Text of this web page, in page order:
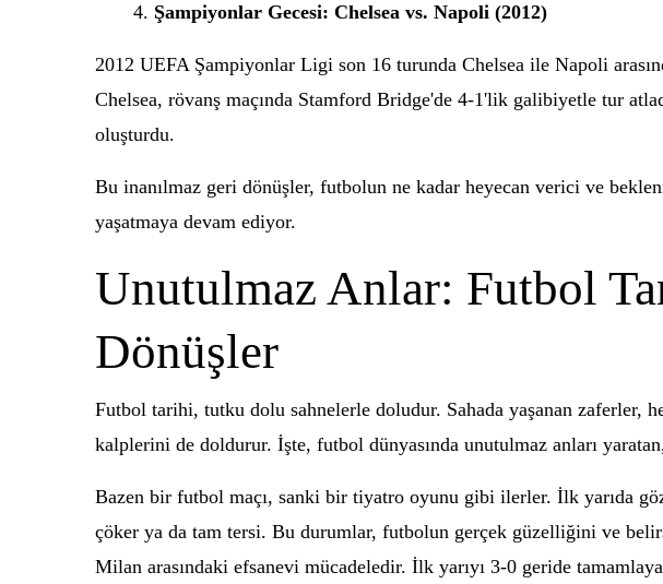
Şampiyonlar Gecesi: Chelsea vs. Napoli (2012)
2012 UEFA Şampiyonlar Ligi son 16 turunda Chelsea ile Napoli
Chelsea, rövanş maçında Stamford Bridge'de 4-1'lik galibiyetle tur
oluşturdu.
Bu inanılmaz geri dönüşler, futbolun ne kadar heyecan verici ve
yaşatmaya devam ediyor.
Unutulmaz Anlar: Futbol
Dönüşler
Futbol tarihi, tutku dolu sahnelerle doludur. Sahada yaşanan zaferler,
kalplerini de doldurur. İşte, futbol dünyasında unutulmaz anları
Bazen bir futbol maçı, sanki bir tiyatro oyunu gibi ilerler. İlk yarıda
çöker ya da tam tersi. Bu durumlar, futbolun gerçek güzelliğini ve
Milan arasındaki efsanevi mücadeledir. İlk yarıyı 3-0 geride